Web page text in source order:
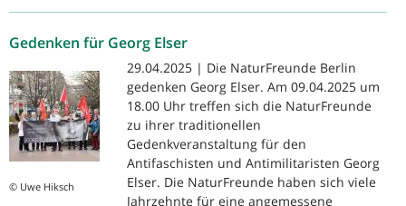
Gedenken für Georg Elser
© Uwe Hiksch
29.04.2025 | Die NaturFreunde Berlin
gedenken Georg Elser. Am 09.04.2025 um
18.00 Uhr treffen sich die NaturFreunde
zu ihrer traditionellen
Gedenkveranstaltung für den
Antifaschisten und Antimilitaristen Georg
Elser. Die NaturFreunde haben sich viele
Jahrzehnte für eine angemessene